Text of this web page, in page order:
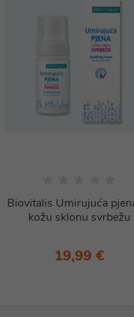
Biovitalis Umirujuća
kožu sklonu svrbežu
19,99 €